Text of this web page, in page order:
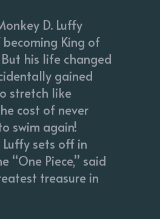
D. Luffy
King of
his life changed
gained
stretch like
cost of never
swim again!
Luffy sets off in
“One Piece,” said
treasure in